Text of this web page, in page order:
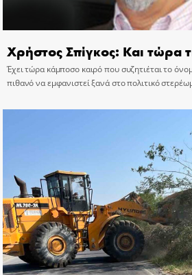
Χρήστος Σπίγκος: Και τώρα
Έχει τώρα κάμποσο καιρό που συζητιέται το
πιθανό να εμφανιστεί ξανά στο πολιτικό